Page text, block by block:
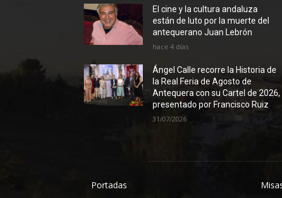
El cine y la cultura andaluza
están de luto por la muerte del
antequerano Juan Lebrón
hace 4 días
Ángel Calle recorre la Historia de
la Real Feria de Agosto de
Antequera con su Cartel de 2026,
presentado por Francisco Ruiz
31/07/2026
Portadas